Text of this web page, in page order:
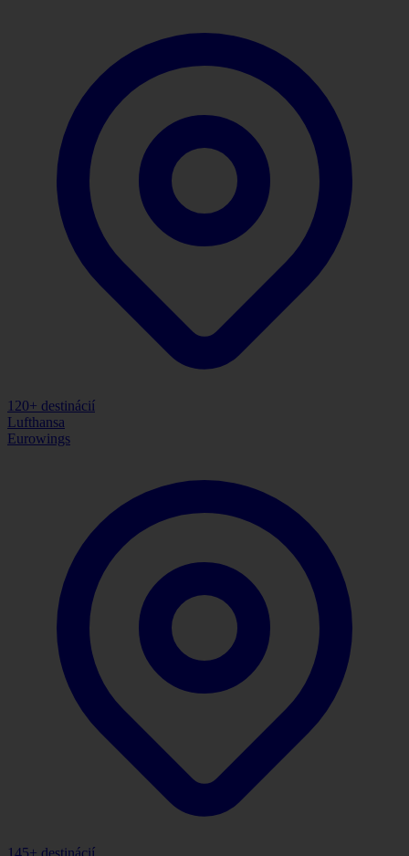
120+ destinácií
Lufthansa
Eurowings
145+ destinácií